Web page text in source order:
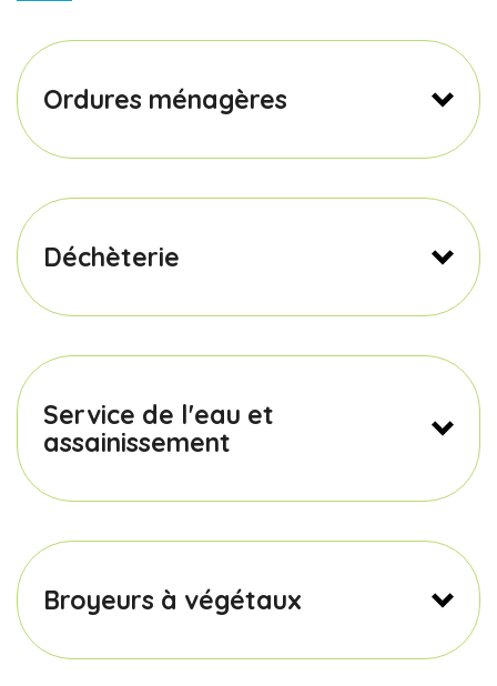
Ordures ménagères
Déchèterie
Service de l'eau et
assainissement
Broyeurs à végétaux